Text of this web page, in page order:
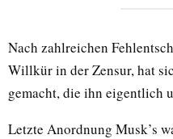
Nach zahlreichen
Willkür in der Zensur, hat
gemacht, die ihn eigentlich
Letzte Anordnung Musk’s